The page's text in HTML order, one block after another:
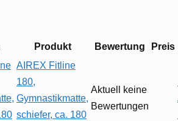
Produkt Bewertung
Preis
AIREX Fitline
180,
Gymnastikmatte,
schiefer, ca. 180
Aktuell keine
Bewertungen